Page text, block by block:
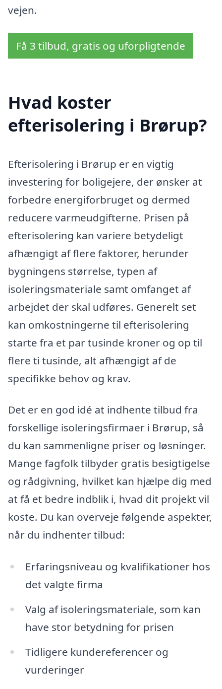
vejen.
Få 3 tilbud, gratis og uforpligtende
Hvad koster
efterisolering i Brørup?
Efterisolering i Brørup er en vigtig
investering for boligejere, der ønsker at
forbedre energiforbruget og dermed
reducere varmeudgifterne. Prisen på
efterisolering kan variere betydeligt
afhængigt af flere faktorer, herunder
bygningens størrelse, typen af
isoleringsmateriale samt omfanget af
arbejdet der skal udføres. Generelt set
kan omkostningerne til efterisolering
starte fra et par tusinde kroner og op til
flere ti tusinde, alt afhængigt af de
specifikke behov og krav.
Det er en god idé at indhente tilbud fra
forskellige isoleringsfirmaer i Brørup, så
du kan sammenligne priser og løsninger.
Mange fagfolk tilbyder gratis besigtigelse
og rådgivning, hvilket kan hjælpe dig med
at få et bedre indblik i, hvad dit projekt vil
koste. Du kan overveje følgende aspekter,
når du indhenter tilbud:
Erfaringsniveau og kvalifikationer hos
det valgte firma
Valg af isoleringsmateriale, som kan
have stor betydning for prisen
Tidligere kundereferencer og
vurderinger